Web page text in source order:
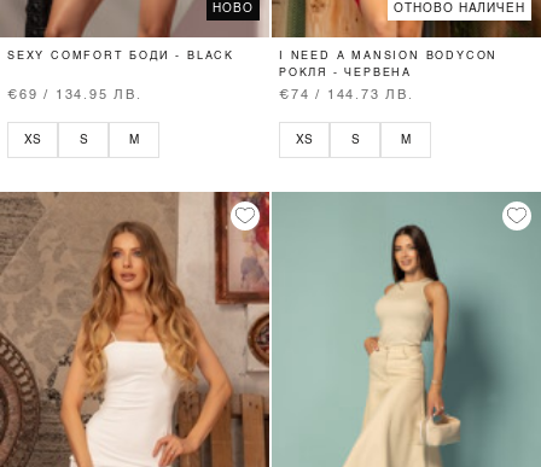
НОВО
SEXY COMFORT БОДИ - BLACK
€69 / 134.95 ЛВ.
XS S M
ОТНОВО НАЛИЧЕН
I NEED A MANSION BODYCON
РОКЛЯ - ЧЕРВЕНА
€74 / 144.73 ЛВ.
XS S M